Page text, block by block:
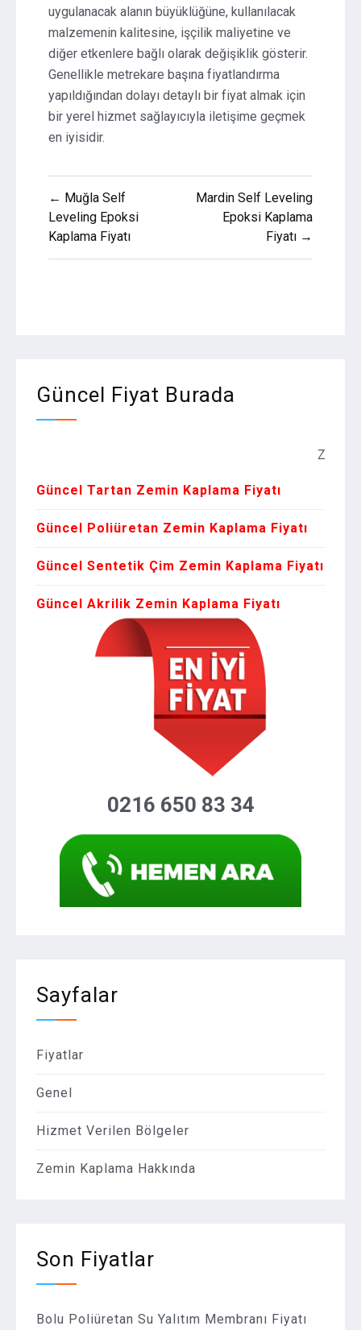
uygulanacak alanın büyüklüğüne, kullanılacak
malzemenin kalitesine, işçilik maliyetine ve
diğer etkenlere bağlı olarak değişiklik gösterir.
Genellikle metrekare başına fiyatlandırma
yapıldığından dolayı detaylı bir fiyat almak için
bir yerel hizmet sağlayıcıyla iletişime geçmek
en iyisidir.
Yazı
gezinmesi
← Muğla Self
Leveling Epoksi
Kaplama Fiyatı
Mardin Self Leveling
Epoksi Kaplama
Fiyatı →
Güncel Fiyat Burada
Zemin
Güncel Tartan Zemin Kaplama Fiyatı
Güncel Poliüretan Zemin Kaplama Fiyatı
Güncel Sentetik Çim Zemin Kaplama Fiyatı
Güncel Akrilik Zemin Kaplama Fiyatı
0216 650 83 34
Sayfalar
Fiyatlar
Genel
Hizmet Verilen Bölgeler
Zemin Kaplama Hakkında
Son Fiyatlar
Bolu Poliüretan Su Yalıtım Membranı Fiyatı